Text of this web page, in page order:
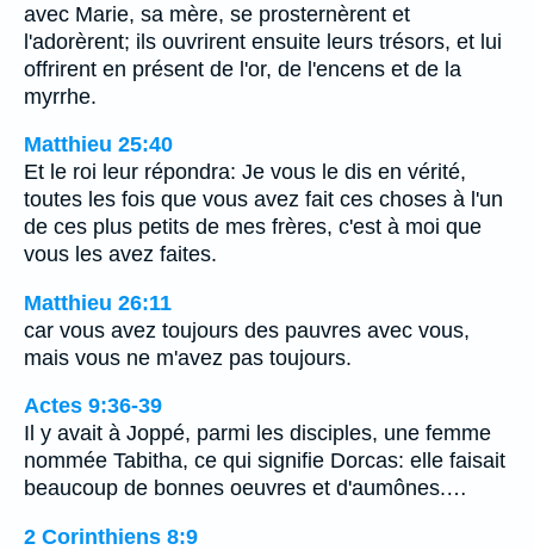
avec Marie, sa mère, se prosternèrent et
l'adorèrent; ils ouvrirent ensuite leurs trésors, et lui
offrirent en présent de l'or, de l'encens et de la
myrrhe.
Matthieu 25:40
Et le roi leur répondra: Je vous le dis en vérité,
toutes les fois que vous avez fait ces choses à l'un
de ces plus petits de mes frères, c'est à moi que
vous les avez faites.
Matthieu 26:11
car vous avez toujours des pauvres avec vous,
mais vous ne m'avez pas toujours.
Actes 9:36-39
Il y avait à Joppé, parmi les disciples, une femme
nommée Tabitha, ce qui signifie Dorcas: elle faisait
beaucoup de bonnes oeuvres et d'aumônes.…
2 Corinthiens 8:9